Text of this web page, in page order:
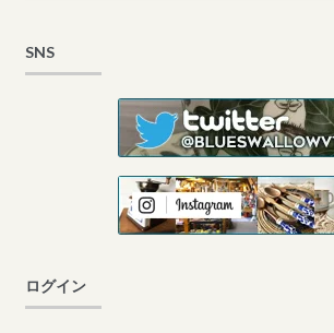
SNS
ログイン